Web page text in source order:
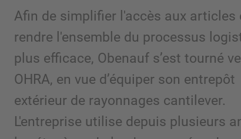
Afin de simplifier l'accès aux articles
rendre l'ensemble du processus
plus efficace, Obenauf s’est tourné
OHRA, en vue d’équiper son entrepôt
extérieur de rayonnages cantilever.
L'entreprise utilise depuis plusieurs